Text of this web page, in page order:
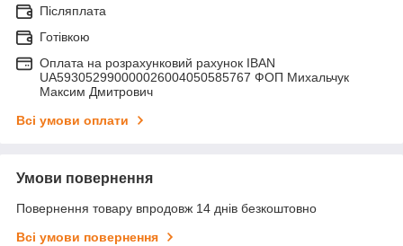
Післяплата
Готівкою
Оплата на розрахунковий рахунок IBAN
UA593052990000026004050585767 ФОП Михальчук
Максим Дмитрович
Всі умови оплати
Умови повернення
Повернення товару впродовж 14 днів безкоштовно
Всі умови повернення